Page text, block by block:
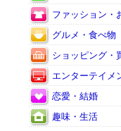
ファッション・
グルメ・食べ物
ショッピング・
エンターテイメ
恋愛・結婚
趣味・生活